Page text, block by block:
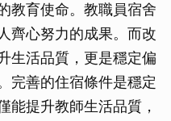
教育使命。教職員宿舍
齊心努力的成果。而改
生活品質，更是穩定偏
完善的住宿條件是穩定
能提升教師生活品質，